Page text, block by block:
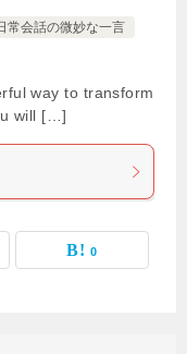
常会話の微妙な一言
way to transform
will […]
0